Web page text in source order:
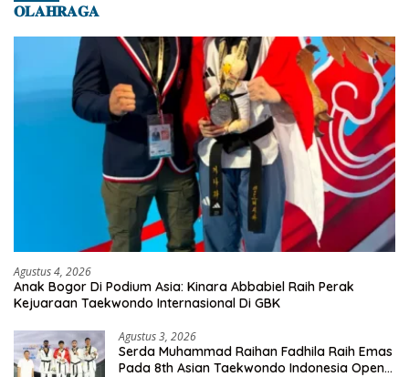
𝐎𝐋𝐀𝐇𝐑𝐀𝐆𝐀
Agustus 4, 2026
Anak Bogor Di Podium Asia: Kinara Abbabiel Raih Perak
Kejuaraan Taekwondo Internasional Di GBK
Agustus 3, 2026
Serda Muhammad Raihan Fadhila Raih Emas
Pada 8th Asian Taekwondo Indonesia Open